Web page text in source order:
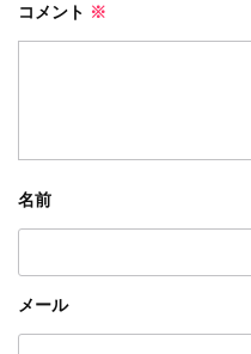
コメント ※
名前
メール